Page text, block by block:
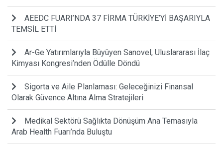
AEEDC FUARI’NDA 37 FİRMA TÜRKİYE’Yİ BAŞARIYLA
TEMSİL ETTİ
Ar-Ge Yatırımlarıyla Büyüyen Sanovel, Uluslararası İlaç
Kimyası Kongresi’nden Ödülle Döndü
Sigorta ve Aile Planlaması: Geleceğinizi Finansal
Olarak Güvence Altına Alma Stratejileri
Medikal Sektörü Sağlıkta Dönüşüm Ana Temasıyla
Arab Health Fuarı’nda Buluştu